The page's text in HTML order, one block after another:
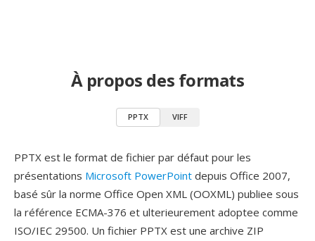
À propos des formats
PPTX VIFF
PPTX est le format de fichier par défaut pour les
présentations Microsoft PowerPoint depuis Office 2007,
basé sûr la norme Office Open XML (OOXML) publiee sous
la référence ECMA-376 et ulterieurement adoptee comme
ISO/IEC 29500. Un fichier PPTX est une archive ZIP